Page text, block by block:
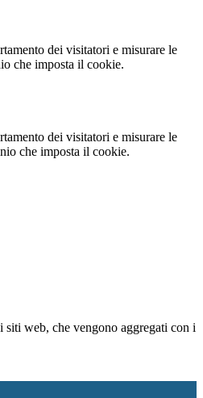
dei visitatori e misurare le
che imposta il cookie.
dei visitatori e misurare le
che imposta il cookie.
web, che vengono aggregati con i